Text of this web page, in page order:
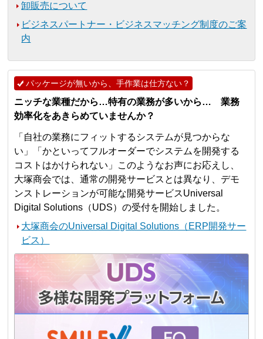
卸販売について
ビジネスパートナー・ビジネスマッチング制度のご案
内
パッケージが無いから、手作業は仕方ない？
ニッチな業種だから…特有の業務が多いから… 業務
効率化をあきらめていませんか？
「自社の業務にフィットするシステムが見つからな
い」「かといってフルオーダーでシステムを開発する
コストはかけられない」このようなお声にお応えし、
大塚商会では、通常の開発サービスとは異なり、デモ
ンストレーションが可能な開発サービスUniversal
Digital Solutions（UDS）の受付を開始しました。
大塚商会のUniversal Digital Solutions（ERP開発サー
ビス）